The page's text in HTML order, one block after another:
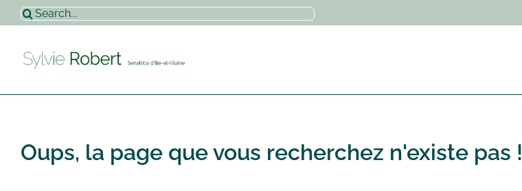
Passer
au
Rechercher:
Oups, la page que vous recherchez n'existe pas !